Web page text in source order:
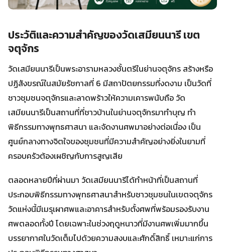
ประวัติและความสำคัญของวัดเสมียนนารี เขต
จตุจักร
วัดเสมียนนารีเป็นพระอารามหลวงชั้นตรีในย่านจตุจักร สร้างหรือ
ปฏิสังขรณ์ในสมัยรัชกาลที่ 6 มีสถาปัตยกรรมที่งดงาม เป็นวัดที่
ชาวชุมชนจตุจักรและลาดพร้าวให้ความเคารพนับถือ วัด
เสมียนนารีเป็นสถานที่ที่ชาวบ้านในย่านจตุจักรมาทำบุญ ทำ
พิธีกรรมทางพุทธศาสนา และจัดงานศพมาอย่างต่อเนื่อง เป็น
ศูนย์กลางทางจิตใจของชุมชนที่มีความสำคัญอย่างยิ่งในยามที่
ครอบครัวต้องเผชิญกับการสูญเสีย
ตลอดหลายปีที่ผ่านมา วัดเสมียนนารีได้ทำหน้าที่เป็นสถานที่
ประกอบพิธีกรรมทางพุทธศาสนาสำหรับชาวชุมชนในเขตจตุจักร
วัดแห่งนี้มีเมรุเผาศพและอาคารสำหรับตั้งศพที่พร้อมรองรับงาน
ศพตลอดทั้งปี โดยเฉพาะในช่วงฤดูหนาวที่มีงานศพเพิ่มมากขึ้น
บรรยากาศในวัดเต็มไปด้วยความสงบและศักดิ์สิทธิ์ เหมาะแก่การ